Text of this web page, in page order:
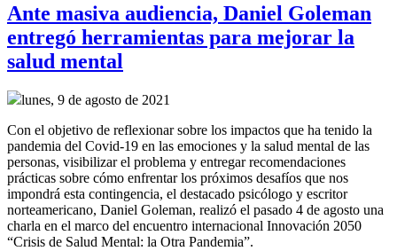
Ante masiva audiencia, Daniel Goleman
entregó herramientas para mejorar la
salud mental
lunes, 9 de agosto de 2021
Con el objetivo de reflexionar sobre los impactos que ha tenido la
pandemia del Covid-19 en las emociones y la salud mental de las
personas, visibilizar el problema y entregar recomendaciones
prácticas sobre cómo enfrentar los próximos desafíos que nos
impondrá esta contingencia, el destacado psicólogo y escritor
norteamericano, Daniel Goleman, realizó el pasado 4 de agosto una
charla en el marco del encuentro internacional Innovación 2050
“Crisis de Salud Mental: la Otra Pandemia”.